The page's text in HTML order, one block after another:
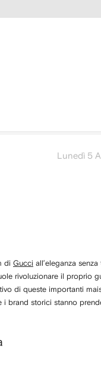
Lunedì 5
di Gucci all’eleganza
rivoluzionare il proprio
di queste importanti
brand storici stanno